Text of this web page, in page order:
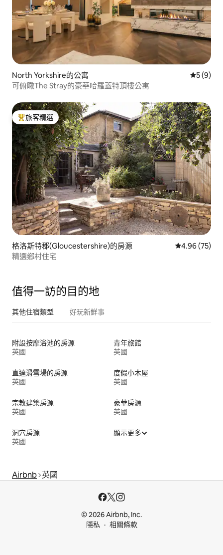
North Yorkshire的公寓 從 9 則評
5 (9)
可俯瞰The Stray的豪華哈羅蓋特頂樓公寓
旅客精選榜首
旅客精選
格洛斯特郡(Gloucestershire)的房源 從 75 則評價
4.96 (75)
精選鄉村住宅
值得一訪的目的地
其他住宿類型 好玩新鮮事
附設按摩浴池的房源
英國
青年旅館
英國
直達滑雪場的房源
英國
度假小木屋
英國
宗教建築房源
英國
豪華房源
英國
洞穴房源
英國
顯示更多
Airbnb 英國
© 2026 Airbnb, Inc.
隱私
相關條款